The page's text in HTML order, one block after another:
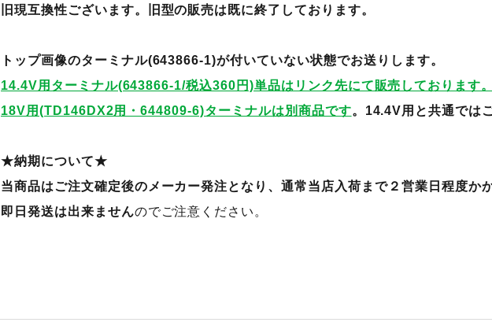
旧現互換性ございます。旧型の販売は既に終了しております。
トップ画像のターミナル(643866-1)が付いていない状態でお送りします。
14.4V用ターミナル(643866-1/税込360円)単品はリンク先にて販売しております。
18V用(TD146DX2用・644809-6)ターミナルは別商品です。14.4V用と共通では
★納期について★
当商品はご注文確定後のメーカー発注となり、通常当店入荷まで２営業日程度か
即日発送は出来ませんのでご注意ください。